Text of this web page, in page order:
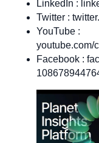
LinkedIn :
Twitter :
YouTube :
youtube.com/
Facebook :